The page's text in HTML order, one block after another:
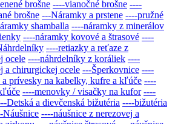
brošne ----vianočné brošne ----
brošne ---Náramky a prstene ----pružné
shamballa ----náramky z minerálov
----náramky kovové a štrasové ----
----retiazky a reťaze z
ocele ----náhrdelníky z koráliek ----
a chirurgickej ocele ---Šperkovnice ----
prívesky na kabelky, kufre a kľúče ----
----menovky / visačky na kufor ----
Detská a dievčenská bižutéria ----bižutéria
Náušnice ----náušnice z nerezovej a